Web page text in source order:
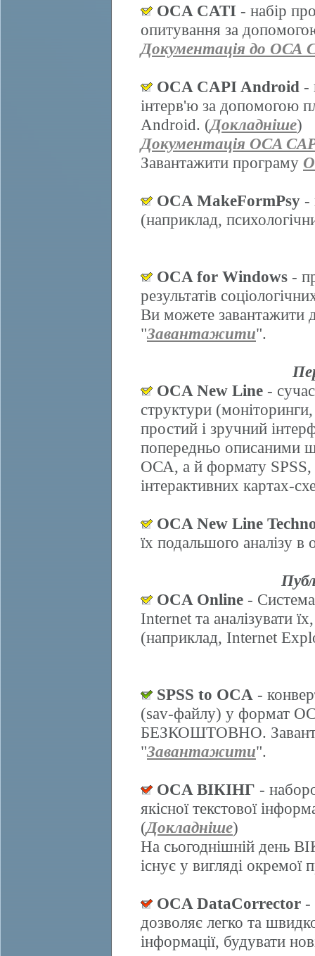
OCA CATI - набір
опитування за
Документація до ОСА
OCA CAPI Android -
інтерв'ю за допомогою
Android. (Докладніше)
Документація OCA
Завантажити програму
OCA MakeFormPsy -
(наприклад,
OCA for Windows -
результатів
Ви можете завантажити
"Завантажити".
OCA New Line -
структури
простий і зручний
попередньо описаними
ОСА, а й формату SPSS,
інтерактивних картах-
OCA New Line
їх подальшого аналізу
OCA Online -
Internet та аналізувати
(наприклад, Internet
SPSS to OCA -
(sav-файлу) у формат
БЕЗКОШТОВНО.
"Завантажити".
OCA ВІКІНГ -
якісної текстової
(Докладніше)
На сьогоднішній день
існує у вигляді окремої
OCA DataCorrector -
дозволяє легко та
інформації, будувати